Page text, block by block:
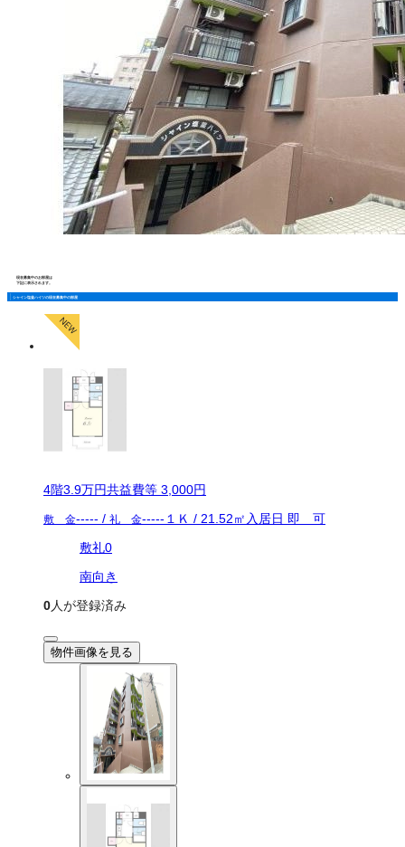
現在募集中のお部屋は
下記に表示されます。
シャイン塩釜ハイツの現在募集中の部屋
4階3.9万円共益費等 3,000円
敷 金----- / 礼 金----- １Ｋ / 21.52㎡ 入居日 即 可
敷礼0
南向き
0人が登録済み
物件画像を見る